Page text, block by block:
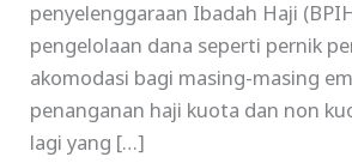
penyelenggaraan Ibadah Haji
pengelolaan dana seperti pernik
akomodasi bagi masing-masing
penanganan haji kuota dan non
lagi yang […]